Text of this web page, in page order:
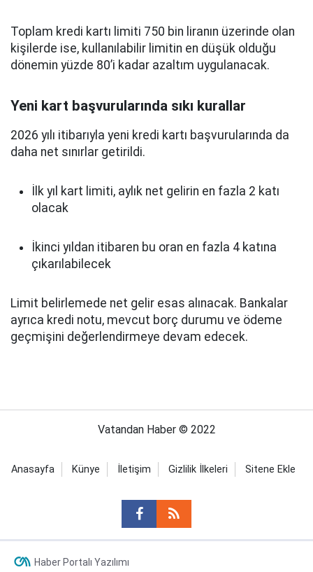
Toplam kredi kartı limiti 750 bin liranın üzerinde olan
kişilerde ise, kullanılabilir limitin en düşük olduğu
dönemin yüzde 80’i kadar azaltım uygulanacak.
Yeni kart başvurularında sıkı kurallar
2026 yılı itibarıyla yeni kredi kartı başvurularında da
daha net sınırlar getirildi.
İlk yıl kart limiti, aylık net gelirin en fazla 2 katı
olacak
İkinci yıldan itibaren bu oran en fazla 4 katına
çıkarılabilecek
Limit belirlemede net gelir esas alınacak. Bankalar
ayrıca kredi notu, mevcut borç durumu ve ödeme
geçmişini değerlendirmeye devam edecek.
Vatandan Haber © 2022
Anasayfa Künye İletişim Gizlilik İlkeleri Sitene Ekle
Haber Portalı Yazılımı